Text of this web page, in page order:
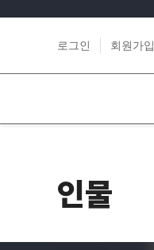
로그인 회원가입
인물